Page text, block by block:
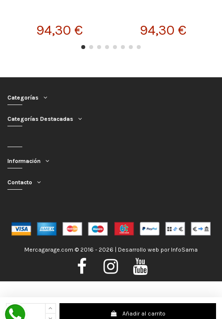
Nos encontramos de Vacaciones, no obstante los pedidos hechos se
despacharán con normalidad; usted puede hacer su pedido y le será enviado en
Añadir al carrito
94,30 € 94,30 €
Categorías
Categorías Destacadas
Información
Contacto
Mercagarage.com © 2016 - 2026 | Desarrollo web por InfoSama